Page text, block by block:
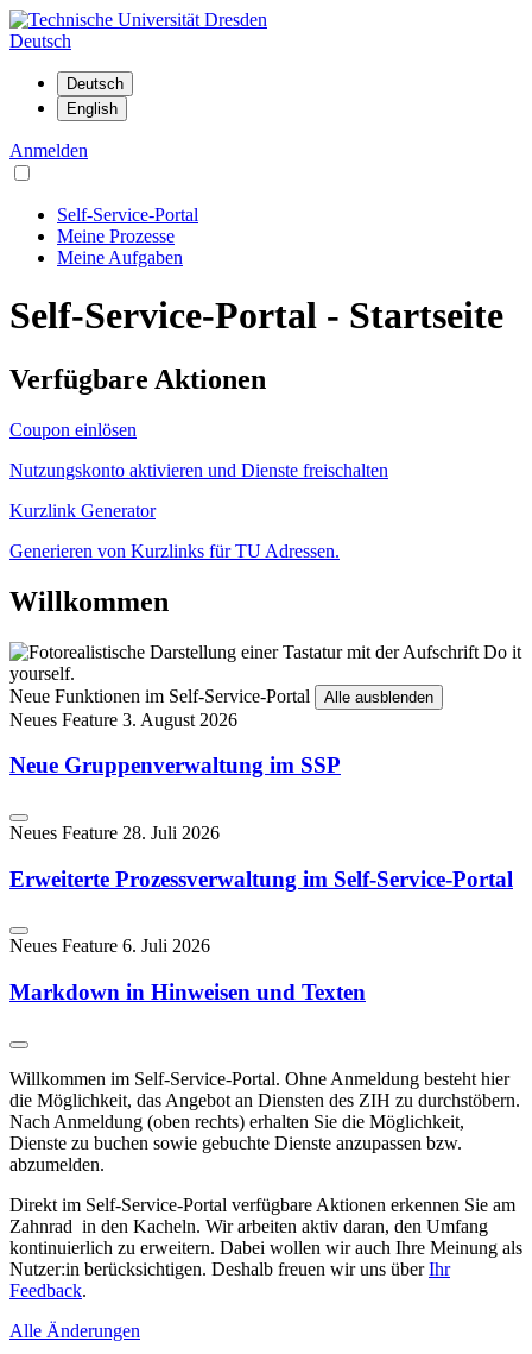
Deutsch
Anmelden
Self-Service-Portal
Meine Prozesse
Meine Aufgaben
Self-Service-Portal - Startseite
Verfügbare Aktionen
Coupon einlösen
Nutzungskonto aktivieren und Dienste freischalten
Kurzlink Generator
Generieren von Kurzlinks für TU Adressen.
Willkommen
Neue Funktionen im Self-Service-Portal Alle ausblenden
Neues Feature 3. August 2026
Neue Gruppenverwaltung im SSP
Neues Feature 28. Juli 2026
Erweiterte Prozessverwaltung im Self-Service-Portal
Neues Feature 6. Juli 2026
Markdown in Hinweisen und Texten
Willkommen im Self-Service-Portal. Ohne Anmeldung besteht hier
die Möglichkeit, das Angebot an Diensten des ZIH zu durchstöbern.
Nach Anmeldung (oben rechts) erhalten Sie die Möglichkeit,
Dienste zu buchen sowie gebuchte Dienste anzupassen bzw.
abzumelden.
Direkt im Self-Service-Portal verfügbare Aktionen erkennen Sie am
Zahnrad in den Kacheln. Wir arbeiten aktiv daran, den Umfang
kontinuierlich zu erweitern. Dabei wollen wir auch Ihre Meinung als
Nutzer:in berücksichtigen. Deshalb freuen wir uns überIhr
Feedback.
Alle Änderungen